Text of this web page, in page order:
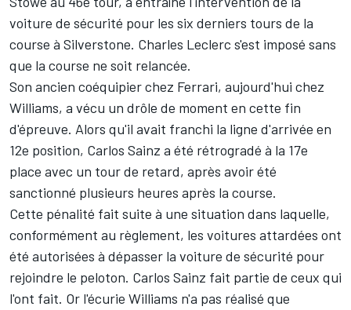
voiture de sécurité pour les six derniers tours de la
course à Silverstone. Charles Leclerc s'est imposé sans
que la course ne soit relancée.
Son ancien coéquipier chez Ferrari, aujourd'hui chez
Williams, a vécu un drôle de moment en cette fin
d'épreuve. Alors qu'il avait franchi la ligne d'arrivée en
12e position, Carlos Sainz a été rétrogradé à la 17e
place avec un tour de retard, après avoir été
sanctionné plusieurs heures après la course.
Cette pénalité fait suite à une situation dans laquelle,
conformément au règlement, les voitures attardées ont
été autorisées à dépasser la voiture de sécurité pour
rejoindre le peloton. Carlos Sainz fait partie de ceux qui
l'ont fait. Or l'écurie Williams n'a pas réalisé que